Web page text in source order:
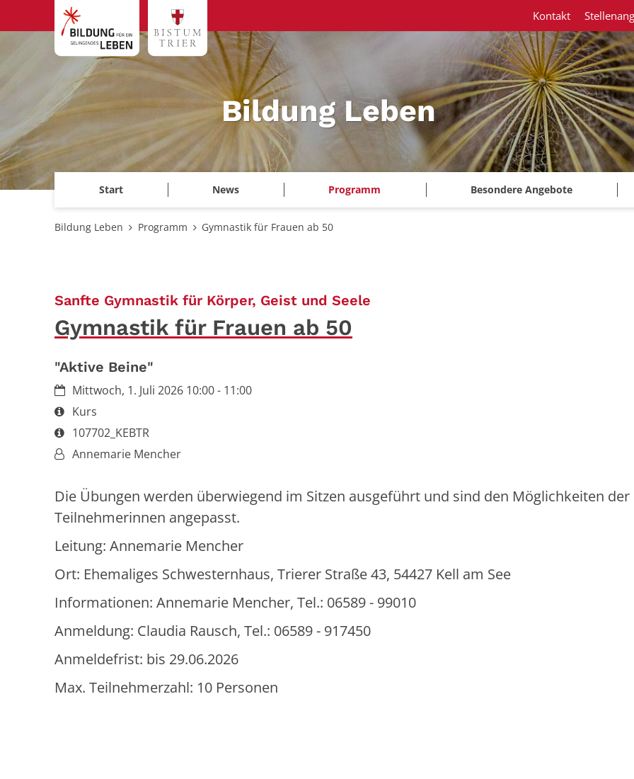
Zum Inhalt springen
Bildung Leben
Start News Programm Besondere Angebote
Kontakt
Bildung Leben Programm Gymnastik für Frauen ab 50
Sanfte Gymnastik für Körper, Geist und Seele
Gymnastik für Frauen ab 50
"Aktive Beine"
Datum:Mittwoch, 1. Juli 2026 10:00 - 11:00
Art bzw. Nummer:
Kurs
Art bzw. Nummer:
107702_KEBTR
Von:Annemarie Mencher
Die Übungen werden überwiegend im Sitzen ausgeführt und sind den Möglichkeiten der
Teilnehmerinnen angepasst.
Leitung: Annemarie Mencher
Ort: Ehemaliges Schwesternhaus, Trierer Straße 43, 54427 Kell am See
Informationen: Annemarie Mencher, Tel.: 06589 - 99010
Anmeldung: Claudia Rausch, Tel.: 06589 - 917450
Anmeldefrist: bis 29.06.2026
Max. Teilnehmerzahl: 10 Personen